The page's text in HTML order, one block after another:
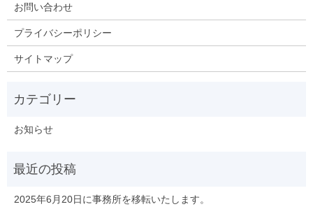
お問い合わせ
プライバシーポリシー
サイトマップ
お知らせ
2025年6月20日に事務所を移転いたします。